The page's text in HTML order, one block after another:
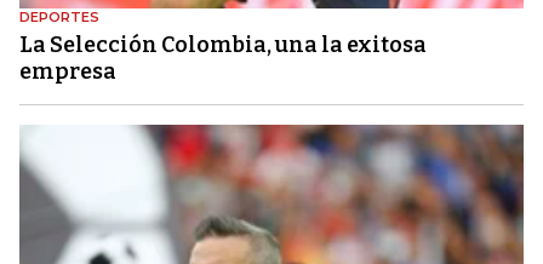
DEPORTES
La Selección Colombia, una la exitosa
empresa